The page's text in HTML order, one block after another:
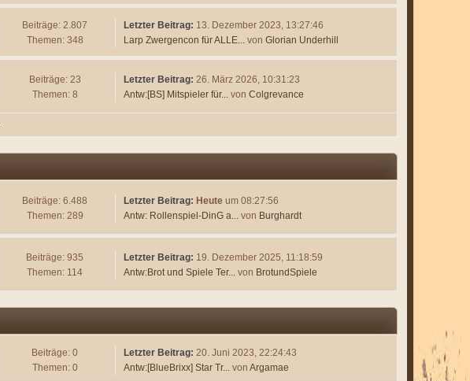
Beiträge: 2.807
Themen: 348
Letzter Beitrag: 13. Dezember 2023, 13:27:46
Larp Zwergencon für ALLE...von Glorian Underhill
Beiträge: 23
Themen: 8
Letzter Beitrag: 26. März 2026, 10:31:23
Antw:[BS] Mitspieler für...von Colgrevance
Beiträge: 6.488
Themen: 289
Letzter Beitrag: Heuteum 08:27:56
Antw: Rollenspiel-DinG a...von Burghardt
Beiträge: 935
Themen: 114
Letzter Beitrag: 19. Dezember 2025, 11:18:59
Antw:Brot und Spiele Ter...von BrotundSpiele
Beiträge: 0
Themen: 0
Letzter Beitrag: 20. Juni 2023, 22:24:43
Antw:[BlueBrixx] Star Tr...von Argamae